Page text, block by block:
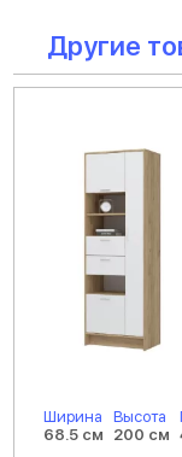
Другие
Ширина
68.5 см
Высота
200 см